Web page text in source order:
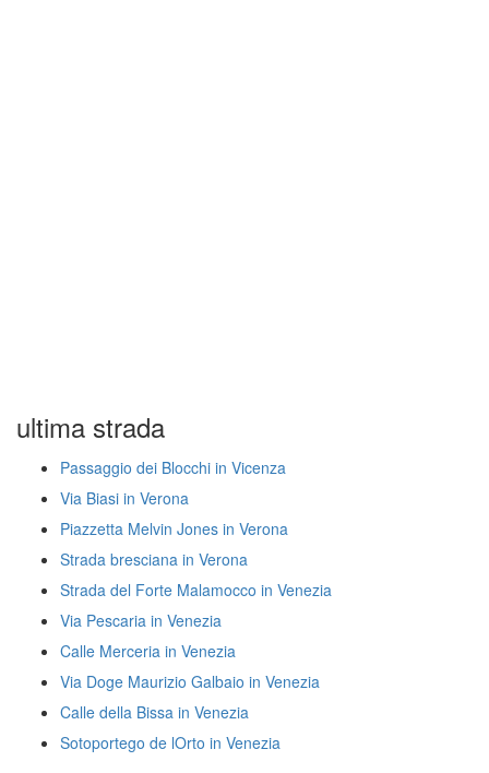
ultima strada
Passaggio dei Blocchi in Vicenza
Via Biasi in Verona
Piazzetta Melvin Jones in Verona
Strada bresciana in Verona
Strada del Forte Malamocco in Venezia
Via Pescaria in Venezia
Calle Merceria in Venezia
Via Doge Maurizio Galbaio in Venezia
Calle della Bissa in Venezia
Sotoportego de lOrto in Venezia